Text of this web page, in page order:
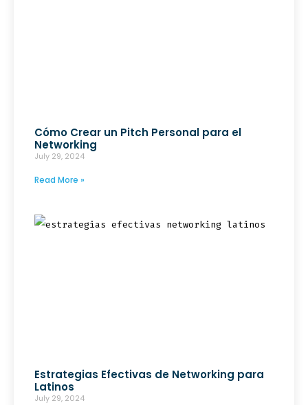
Cómo Crear un Pitch Personal para el
Networking
July 29, 2024
Read More »
Estrategias Efectivas de Networking para
Latinos
July 29, 2024